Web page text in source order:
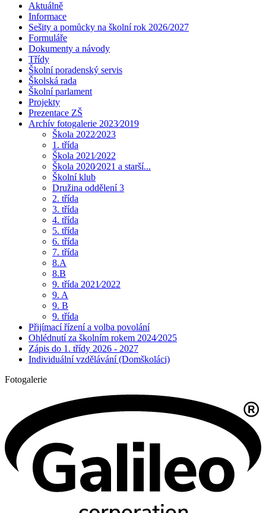
Aktuálně
Informace
Sešity a pomůcky na školní rok 2026/2027
Formuláře
Dokumenty a návody
Třídy
Školní poradenský servis
Školská rada
Školní parlament
Projekty
Prezentace ZŠ
Archív fotogalerie 2023⁄2019
Škola 2022⁄2023
1. třída
Škola 2021⁄2022
Škola 2020⁄2021 a starší...
Školní klub
Družina oddělení 3
2. třída
3. třída
4. třída
5. třída
6. třída
7. třída
8.A
8.B
9. třída 2021⁄2022
9. A
9. B
9. třída
Přijímací řízení a volba povolání
Ohlédnutí za školním rokem 2024⁄2025
Zápis do 1. třídy 2026 - 2027
Individuální vzdělávání (Domškoláci)
Fotogalerie